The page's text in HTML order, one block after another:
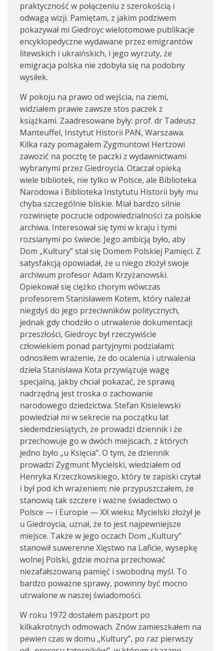
praktyczność w połączeniu z szerokością i
odwagą wizji. Pamiętam, z jakim podziwem
pokazywał mi Giedroyc wielotomowe publikacje
encyklopedyczne wydawane przez emigrantów
litewskich i ukraińskich, i jego wyrzuty, że
emigracja polska nie zdobyła się na podobny
wysiłek.
W pokoju na prawo od wejścia, na ziemi,
widziałem prawie zawsze stos paczek z
książkami. Zaadresowane były: prof. dr Tadeusz
Manteuffel, Instytut Historii PAN, Warszawa.
Kilka razy pomagałem Zygmuntowi Hertzowi
zawozić na pocztę te paczki z wydawnictwami
wybranymi przez Giedroycia. Otaczał opieką
wiele bibliotek, nie tylko w Polsce, ale Biblioteka
Narodowa i Biblioteka Instytutu Historii były mu
chyba szczególnie bliskie. Miał bardzo silnie
rozwinięte poczucie odpowiedzialności za polskie
archiwa. Interesował się tymi w kraju i tymi
rozsianymi po świecie. Jego ambicją było, aby
Dom „Kultury” stał się Domem Polskiej Pamięci. Z
satysfakcją opowiadał, że u niego złożył swoje
archiwum profesor Adam Krzyżanowski.
Opiekował się ciężko chorym wówczas
profesorem Stanisławem Kotem, który należał
niegdyś do jego przeciwników politycznych,
jednak gdy chodziło o utrwalenie dokumentacji
przeszłości, Giedroyc był rzeczywiście
człowiekiem ponad partyjnymi podziałami;
odnosiłem wrażenie, że do ocalenia i utrwalenia
dzieła Stanisława Kota przywiązuje wagę
specjalną, jakby chciał pokazać, że sprawą
nadrzędną jest troska o zachowanie
narodowego dziedzictwa. Stefan Kisielewski
powiedział mi w sekrecie na początku lat
siedemdziesiątych, że prowadzi dziennik i że
przechowuje go w dwóch miejscach, z których
jedno było „u Księcia”. O tym, że dziennik
prowadzi Zygmunt Mycielski, wiedziałem od
Henryka Krzeczkowskiego, który te zapiski czytał
i był pod ich wrażeniem; nie przypuszczałem, że
stanowią tak szczere i ważne świadectwo o
Polsce — i Europie — XX wieku; Mycielski złożył je
u Giedroycia, uznał, że to jest najpewniejsze
miejsce. Także w jego oczach Dom „Kultury”
stanowił suwerenne Xięstwo na Laficie, wysepkę
wolnej Polski, gdzie można przechować
niezafałszowaną pamięć i swobodną myśl. To
bardzo poważne sprawy, powinny być mocno
utrwalone w naszej świadomości.
W roku 1972 dostałem paszport po
kilkakrotnych odmowach. Znów zamieszkałem na
pewien czas w domu „Kultury”, po raz pierwszy